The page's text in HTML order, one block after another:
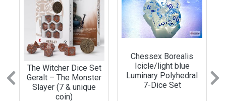
armies in style
The Witcher Dice Set
Geralt – The Monster
Slayer (7 & unique
coin)
Chessex Borealis
Icicle/light blue
Luminary Polyhedral
7-Dice Set
Previous